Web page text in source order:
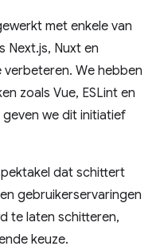
met enkele van
Next.js, Nuxt en
We hebben
zoals Vue, ESLint en
we dit initiatief
dat schittert
gebruikerservaringen
te laten schitteren,
keuze.